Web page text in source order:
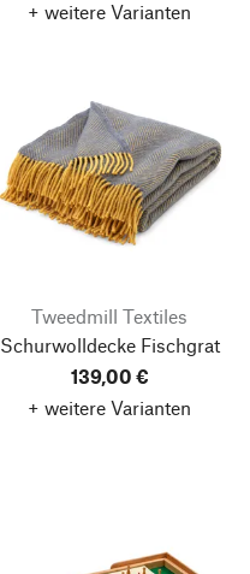
+ weitere Varianten
Tweedmill Textiles
Schurwolldecke Fischgrat
139,00 €
+ weitere Varianten